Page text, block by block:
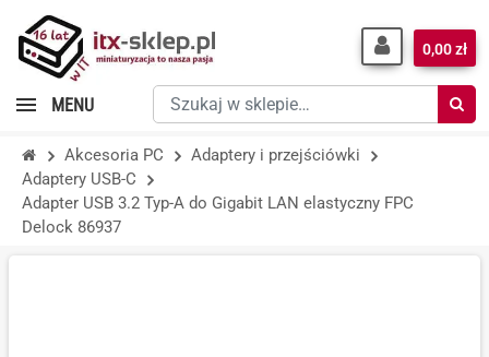
Szukaj
w
sklepie…
0,00 zł
MENU
Akcesoria PC
Adaptery i przejściówki
Adaptery USB-C
Adapter USB 3.2 Typ-A do Gigabit LAN elastyczny FPC
Delock 86937